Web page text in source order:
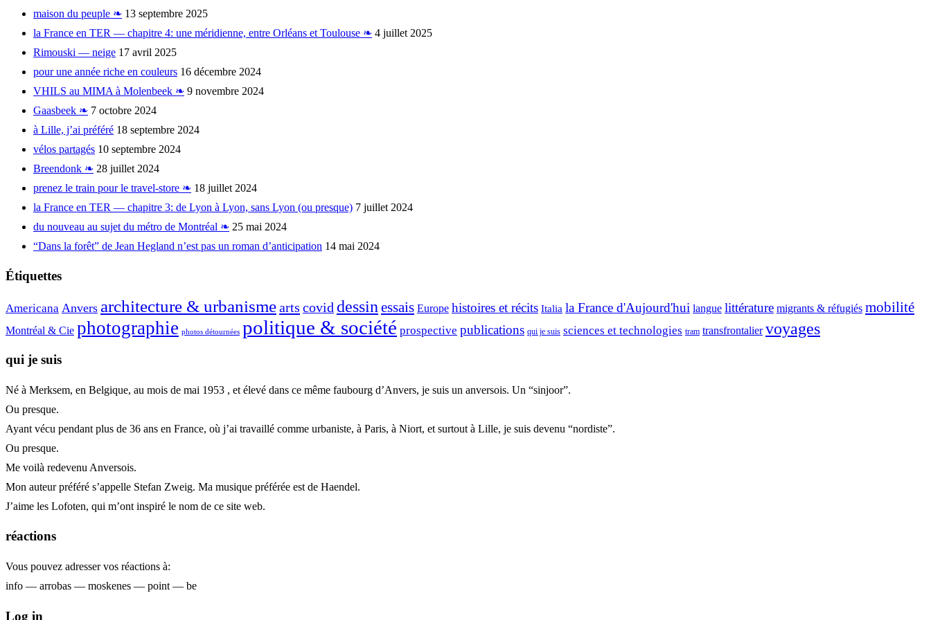
maison du peuple ❧ 13 septembre 2025
la France en TER — chapitre 4: une méridienne, entre Orléans et Toulouse ❧ 4 juillet 2025
Rimouski — neige 17 avril 2025
pour une année riche en couleurs 16 décembre 2024
VHILS au MIMA à Molenbeek ❧ 9 novembre 2024
Gaasbeek ❧ 7 octobre 2024
à Lille, j’ai préféré 18 septembre 2024
vélos partagés 10 septembre 2024
Breendonk ❧ 28 juillet 2024
prenez le train pour le travel-store ❧ 18 juillet 2024
la France en TER — chapitre 3: de Lyon à Lyon, sans Lyon (ou presque) 7 juillet 2024
du nouveau au sujet du métro de Montréal ❧ 25 mai 2024
“Dans la forêt” de Jean Hegland n’est pas un roman d’anticipation 14 mai 2024
Étiquettes
Americana Anvers architecture & urbanismearts covid dessin essais Europe histoires et récits Italia la France d'Aujourd'hui langue littérature migrants & réfugiés mobilité
Montréal & Cie photographie photos détournées politique & société prospective publications qui je suis sciences et technologies tram transfrontalier voyages
qui je suis
Né à Merksem, en Belgique, au mois de mai 1953 , et élevé dans ce même faubourg d’Anvers, je suis un anversois. Un “sinjoor”.
Ou presque.
Ayant vécu pendant plus de 36 ans en France, où j’ai travaillé comme urbaniste, à Paris, à Niort, et surtout à Lille, je suis devenu “nordiste”.
Ou presque.
Me voilà redevenu Anversois.
Mon auteur préféré s’appelle Stefan Zweig. Ma musique préférée est de Haendel.
J’aime les Lofoten, qui m’ont inspiré le nom de ce site web.
réactions
Vous pouvez adresser vos réactions à:
info — arrobas — moskenes — point — be
Log in